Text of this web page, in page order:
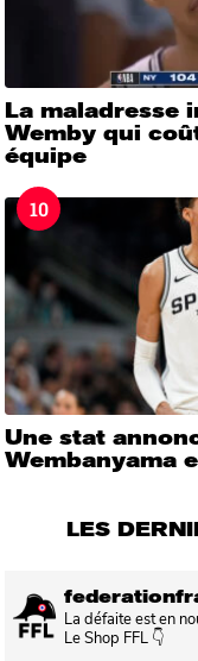
La maladresse
Wemby qui
équipe
10
Une stat
Wembanyama
LES
La défaite est en
Le Shop FFL 👇